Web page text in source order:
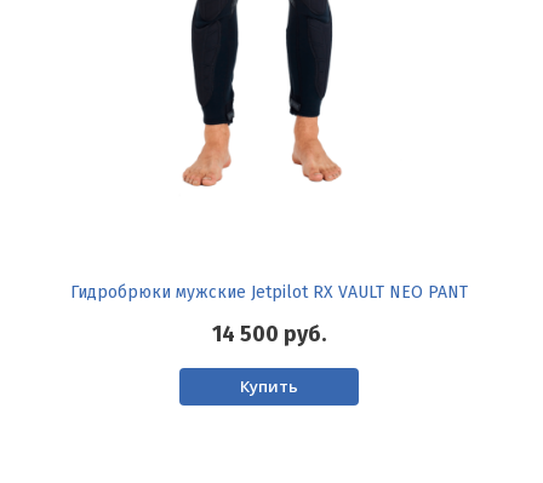
Гидробрюки мужские Jetpilot RX VAULT NEO PANT
14 500 руб.
Купить